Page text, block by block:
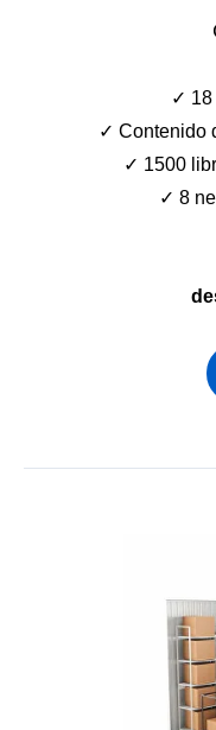
✓ 18
✓ Contenido
✓ 1500
✓ 8